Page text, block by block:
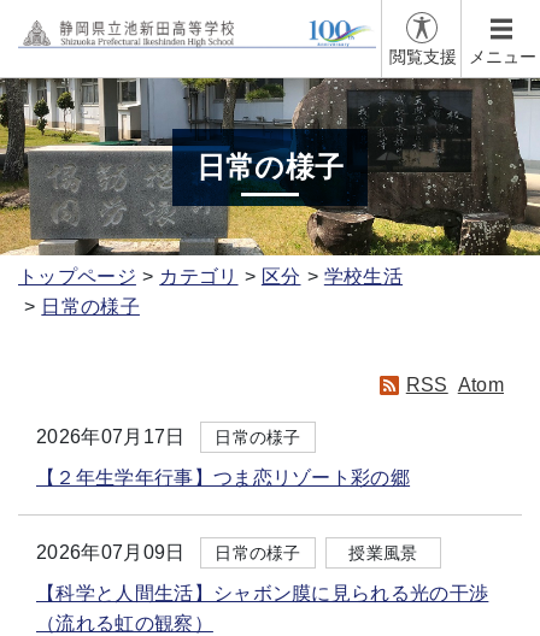
閲覧支援 メニュー
日常の様子
トップページ カテゴリ 区分
学校生活
日常の様子
RSS Atom
2026年07月17日 日常の様子
【２年生学年行事】つま恋リゾート彩の郷
2026年07月09日 日常の様子 授業風景
【科学と人間生活】シャボン膜に見られる光の干渉
（流れる虹の観察）